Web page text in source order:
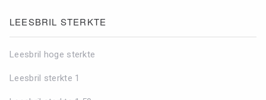
LEESBRIL STERKTE
Leesbril hoge sterkte
Leesbril sterkte 1